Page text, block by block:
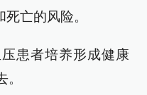
亡的风险。
患者培养形成健康